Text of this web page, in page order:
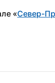
«Север-